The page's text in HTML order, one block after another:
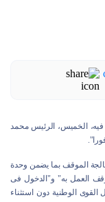
الخميس، الرئيس محمد
الموقف بما يضمن وحدة
العمل به" و"الدخول فى
الوطنية دون استثناء